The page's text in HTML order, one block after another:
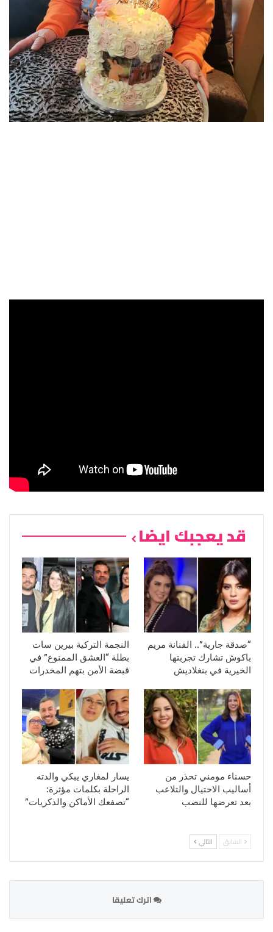
قد يعجبك ايضا
“صدقة جارية”.. الفنانة مريم
باكوش تشارك تجربتها
الخيرية في بنغلاديش
النجمة التركية بيرين سات
بطلة “العشق الممنوع” في
قبضة الأمن بتهم المخدرات
حسناء مومني تحذر من
أساليب الاحتيال والتلاعب
بعد تعرضها للنصب
يسار لمغاري يبكي والدته
الراحلة بكلمات مؤثرة:
“تصفعك الأماكن والذكريات”
السابق التالي
اترك تعليقا